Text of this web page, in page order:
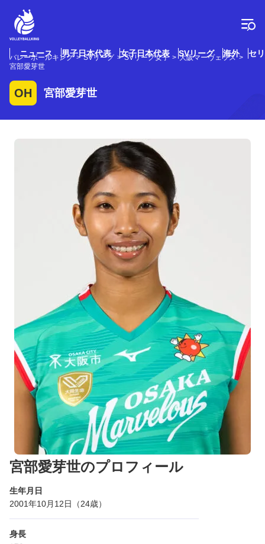
ニュース 男子日本代表 女子日本代表 SVリーグ 海外 セ
バレーボールキング SVリーグ SVリーグ女子
大阪マーヴェラス
宮部愛芽世
OH 宮部愛芽世
宮部愛芽世のプロフィール
生年月日
2001年10月12日（24歳）
身長